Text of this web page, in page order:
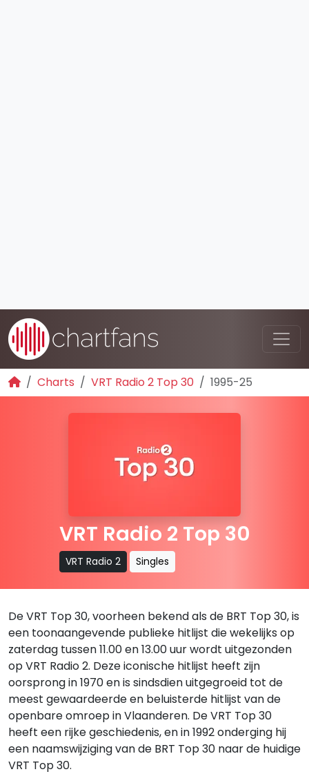
Charts VRT Radio 2 Top 30 1995-25
VRT Radio 2 Top 30
VRT Radio 2 Singles
De VRT Top 30, voorheen bekend als de BRT Top 30, is
een toonaangevende publieke hitlijst die wekelijks op
zaterdag tussen 11.00 en 13.00 uur wordt uitgezonden
op VRT Radio 2. Deze iconische hitlijst heeft zijn
oorsprong in 1970 en is sindsdien uitgegroeid tot de
meest gewaardeerde en beluisterde hitlijst van de
openbare omroep in Vlaanderen. De VRT Top 30
heeft een rijke geschiedenis, en in 1992 onderging hij
een naamswijziging van de BRT Top 30 naar de huidige
VRT Top 30.